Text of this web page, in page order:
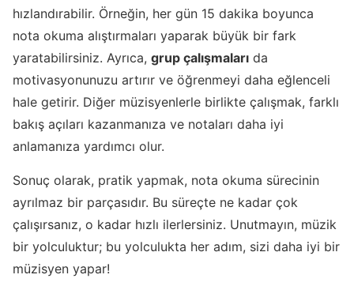
hızlandırabilir. Örneğin, her gün 15 dakika boyunca
nota okuma alıştırmaları yaparak büyük bir fark
yaratabilirsiniz. Ayrıca, grup çalışmaları da
motivasyonunuzu artırır ve öğrenmeyi daha eğlenceli
hale getirir. Diğer müzisyenlerle birlikte çalışmak, farklı
bakış açıları kazanmanıza ve notaları daha iyi
anlamanıza yardımcı olur.
Sonuç olarak, pratik yapmak, nota okuma sürecinin
ayrılmaz bir parçasıdır. Bu süreçte ne kadar çok
çalışırsanız, o kadar hızlı ilerlersiniz. Unutmayın, müzik
bir yolculuktur; bu yolculukta her adım, sizi daha iyi bir
müzisyen yapar!